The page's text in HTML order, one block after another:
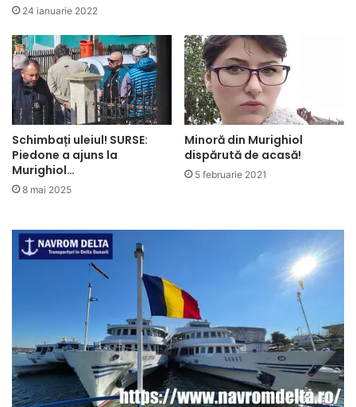
24 ianuarie 2022
Schimbați uleiul! SURSE:
Piedone a ajuns la
Murighiol…
8 mai 2025
Minoră din Murighiol
dispărută de acasă!
5 februarie 2021